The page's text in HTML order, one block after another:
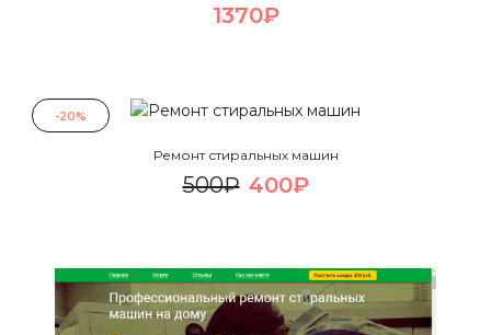
1370₽
-20%
Ремонт стиральных машин
500₽ 400₽